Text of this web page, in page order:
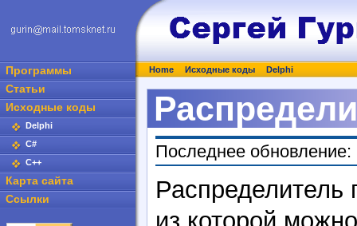
Программы
Статьи
Исходные коды
Delphi
C#
C++
Карта сайта
Ссылки
Home Исходные коды Delphi
Последнее обновление:
Распределитель